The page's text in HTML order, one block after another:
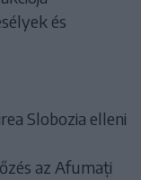
és
Slobozia elleni
az Afumați